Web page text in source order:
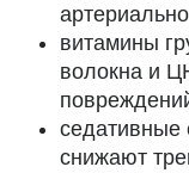
витамины
волокна и
седативные
снижают